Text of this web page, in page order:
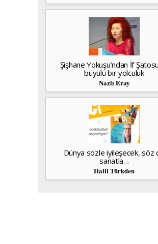
Şişhane Yokuşu’ndan İf
büyülü bir yolculuk
Nazlı Eray
Dünya sözle iyileşecek, söz
sanatla…
Halil Türkden